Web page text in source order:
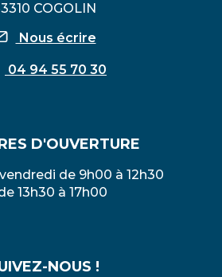
COGOLIN
Nous écrire
04 94 55 70 30
D'OUVERTURE
de 9h00 à 12h30
13h30 à 17h00
NOUS !